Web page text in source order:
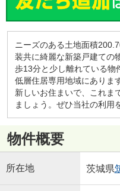
ニーズのある土地面積
装共に綺麗な新築戸建ての
歩13分と少し離れている物
低層住居専用地域にありま
新しいお住まいで、これま
ましょう。ぜひ当社の利用
物件概要
所在地 茨城県